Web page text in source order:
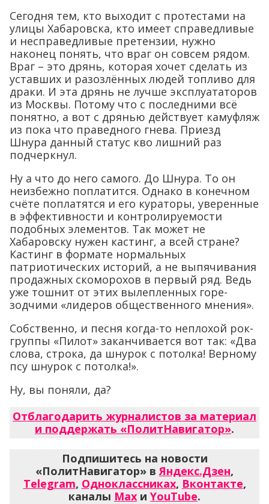
Сегодня тем, кто выходит с протестами на
улицы Хабаровска, кто имеет справедливые
и несправедливые претензии, нужно
наконец понять, что враг он совсем рядом.
Враг – это дрянь, которая хочет сделать из
уставших и разозлённых людей топливо для
драки. И эта дрянь не лучше эксплуататоров
из Москвы. Потому что с последними всё
понятно, а вот с дрянью действует камуфляж
из пока что праведного гнева. Приезд
Шнура данный статус кво лишний раз
подчеркнул.
Ну а что до него самого. До Шнура. То он
неизбежно поплатится. Однако в конечном
счёте поплатятся и его кураторы, уверенные
в эффективности и контролируемости
подобных элементов. Так может не
Хабаровску нужен кастинг, а всей стране?
Кастинг в формате нормальных
патриотических историй, а не выпячивания
продажных скоморохов в первый ряд. Ведь
уже тошнит от этих вылепленных горе-
зодчими «лидеров общественного мнения».
Собственно, и песня когда-то неплохой рок-
группы «Пилот» заканчивается вот так: «Два
слова, строка, да шнурок с потолка! Верному
псу шнурок с потолка!».
Ну, вы поняли, да?
Отблагодарить журналистов за материал
и поддержать «ПолитНавигатор».
Подпишитесь на новости
«ПолитНавигатор» вЯндекс.Дзен,
Telegram, Одноклассниках, Вконтакте,
каналы Max и YouTube.